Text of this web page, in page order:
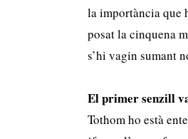
la importància que
posat la cinquena
s’hi vagin sumant
El primer senzill
Tothom ho està